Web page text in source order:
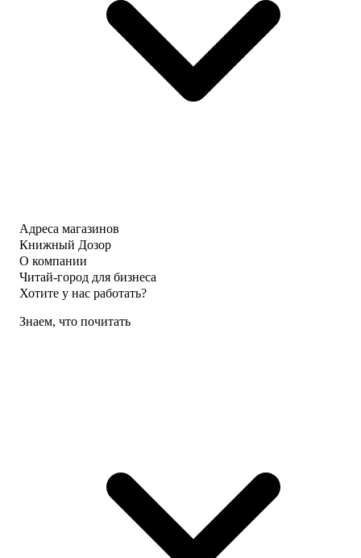
Адреса магазинов
Книжный Дозор
О компании
Читай-город для бизнеса
Хотите у нас работать?
Знаем, что почитать